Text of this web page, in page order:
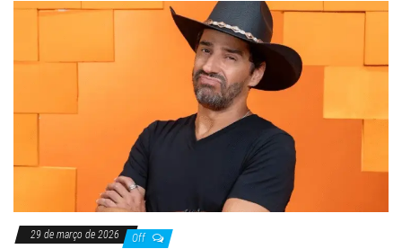
29 de março de 2026 Off